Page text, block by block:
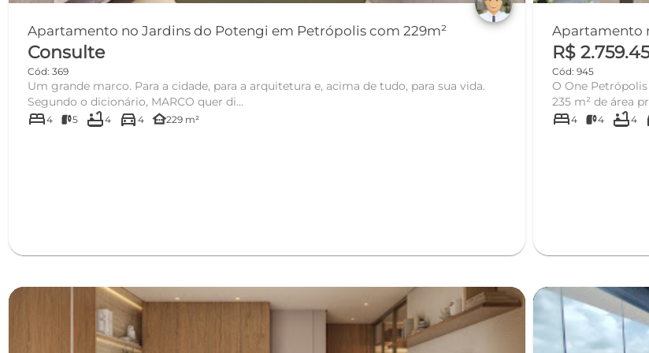
Apartamento no Jardins do Potengi em Petrópolis com 229m²
Consulte
Cód: 369
Um grande marco. Para a cidade, para a arquitetura e, acima de tudo, para sua vida.
Segundo o dicionário, MARCO quer di...
bed4 5 bathtub4 directions_car 4 other_houses229 m²
R$
Cód: 945
O One
235 m² de área
bed4 4 bathtub4